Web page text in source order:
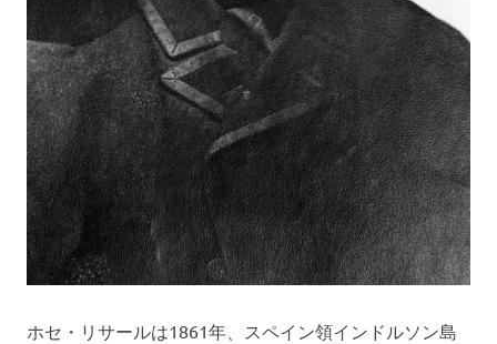
活
情
報
な
ど
旅
ホセ・リサールは1861年、スペイン領インドルソン島